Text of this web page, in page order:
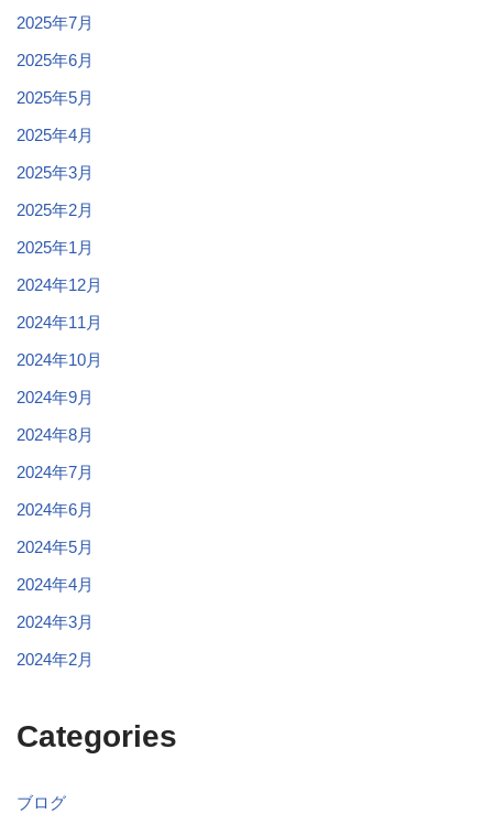
2025年7月
2025年6月
2025年5月
2025年4月
2025年3月
2025年2月
2025年1月
2024年12月
2024年11月
2024年10月
2024年9月
2024年8月
2024年7月
2024年6月
2024年5月
2024年4月
2024年3月
2024年2月
Categories
ブログ